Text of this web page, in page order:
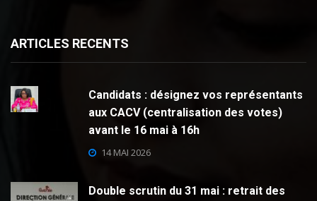
ARTICLES RECENTS
Candidats : désignez vos représentants
aux CACV (centralisation des votes)
avant le 16 mai à 16h
14 MAI 2026
Double scrutin du 31 mai : retrait des